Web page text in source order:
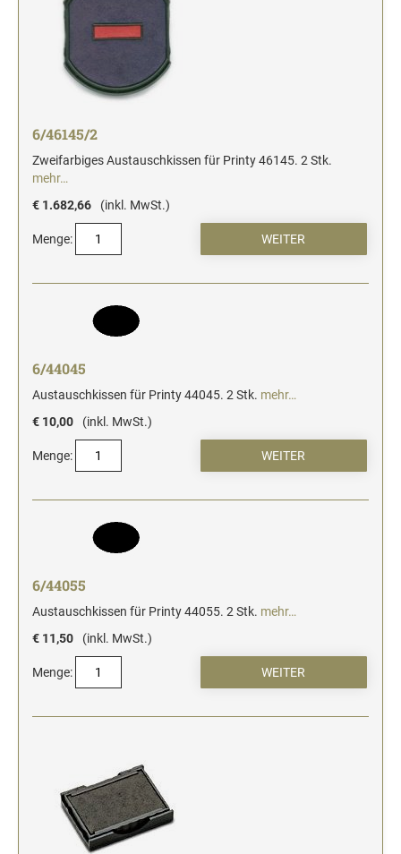
6/46145/2
Zweifarbiges Austauschkissen für Printy 46145. 2 Stk.
mehr…
€ 1.682,66
(inkl. MwSt.)
Menge:
6/44045
Austauschkissen für Printy 44045. 2 Stk. mehr…
€ 10,00
(inkl. MwSt.)
Menge:
6/44055
Austauschkissen für Printy 44055. 2 Stk. mehr…
€ 11,50
(inkl. MwSt.)
Menge: